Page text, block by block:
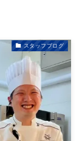
スタッフブログ